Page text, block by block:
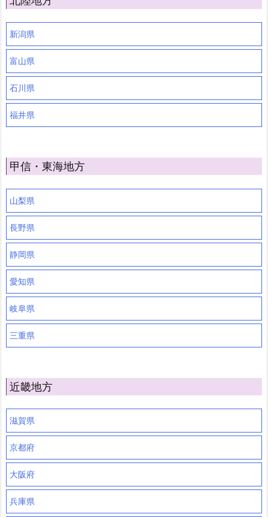
新潟県
富山県
石川県
福井県
甲信・東海地方
山梨県
長野県
静岡県
愛知県
岐阜県
三重県
近畿地方
滋賀県
京都府
大阪府
兵庫県